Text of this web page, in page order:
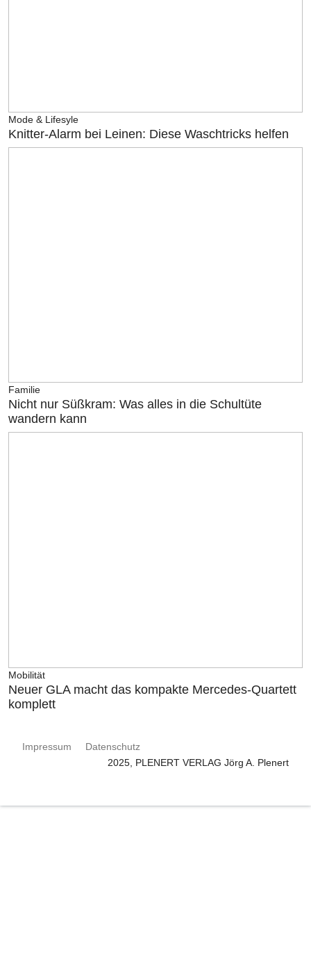
Mode & Lifesyle
Knitter-Alarm bei Leinen: Diese Waschtricks helfen
Familie
Nicht nur Süßkram: Was alles in die Schultüte
wandern kann
Mobilität
Neuer GLA macht das kompakte Mercedes-Quartett
komplett
Impressum
Datenschutz
2025, PLENERT VERLAG Jörg A. Plenert